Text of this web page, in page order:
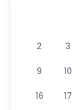
2 3
9 10
16 17